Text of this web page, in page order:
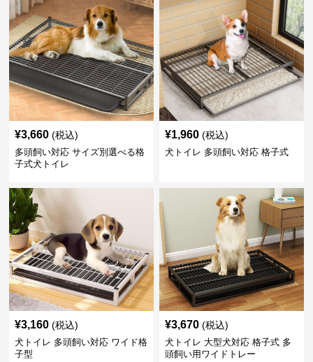
¥3,660 (税込)
多頭飼い対応 サイズ別選べる格
子式犬トイレ
¥1,960 (税込)
犬トイレ 多頭飼い対応 格子式
¥3,160 (税込)
犬トイレ 多頭飼い対応 ワイド格
子型
¥3,670 (税込)
犬トイレ 大型犬対応 格子式 多
頭飼い用ワイドトレー